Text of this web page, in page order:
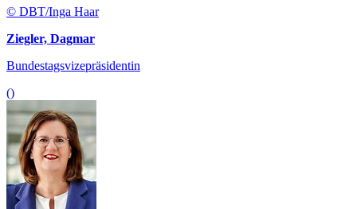
© DBT/Inga Haar
Ziegler, Dagmar
Bundestagsvizepräsidentin
()